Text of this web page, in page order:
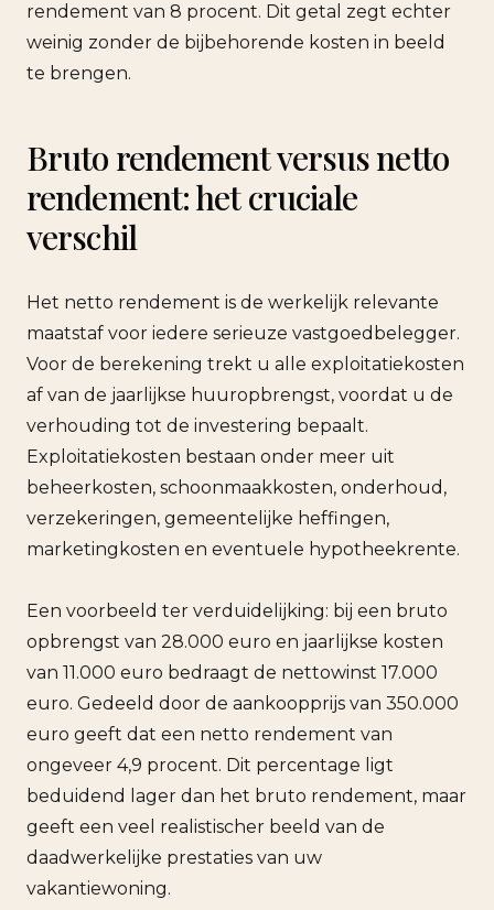
rendement van 8 procent. Dit getal zegt echter
weinig zonder de bijbehorende kosten in beeld
te brengen.
Bruto rendement versus netto
rendement: het cruciale
verschil
Het netto rendement is de werkelijk relevante
maatstaf voor iedere serieuze vastgoedbelegger.
Voor de berekening trekt u alle exploitatiekosten
af van de jaarlijkse huuropbrengst, voordat u de
verhouding tot de investering bepaalt.
Exploitatiekosten bestaan onder meer uit
beheerkosten, schoonmaakkosten, onderhoud,
verzekeringen, gemeentelijke heffingen,
marketingkosten en eventuele hypotheekrente.
Een voorbeeld ter verduidelijking: bij een bruto
opbrengst van 28.000 euro en jaarlijkse kosten
van 11.000 euro bedraagt de nettowinst 17.000
euro. Gedeeld door de aankoopprijs van 350.000
euro geeft dat een netto rendement van
ongeveer 4,9 procent. Dit percentage ligt
beduidend lager dan het bruto rendement, maar
geeft een veel realistischer beeld van de
daadwerkelijke prestaties van uw
vakantiewoning.